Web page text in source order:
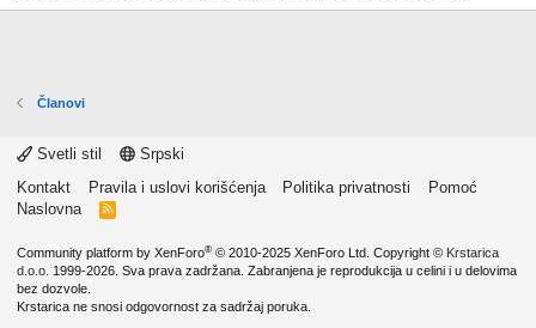
Članovi
Svetli stil
Srpski
Kontakt
Pravila i uslovi korišćenja Politika privatnosti
Pomoć
Naslovna
R
Community platform by XenForo® © 2010-2025 XenForo Ltd. Copyright © Krstarica
d.o.o. 1999-2026. Sva prava zadržana. Zabranjena je reprodukcija u celini i u delovima
bez dozvole.
Krstarica ne snosi odgovornost za sadržaj poruka.